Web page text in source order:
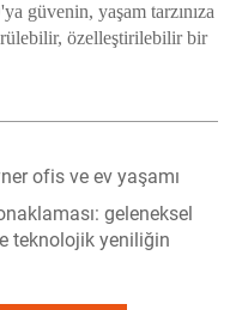
güvenin, yaşam tarzınıza
özelleştirilebilir bir
ofis ve ev yaşamı
geleneksel
teknolojik yeniliğin